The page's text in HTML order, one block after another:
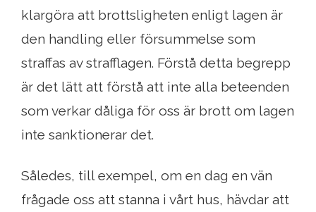
klargöra att brottsligheten enligt lagen är
den handling eller försummelse som
straffas av strafflagen. Förstå detta begrepp
är det lätt att förstå att inte alla beteenden
som verkar dåliga för oss är brott om lagen
inte sanktionerar det.
Således, till exempel, om en dag en vän
frågade oss att stanna i vårt hus, hävdar att